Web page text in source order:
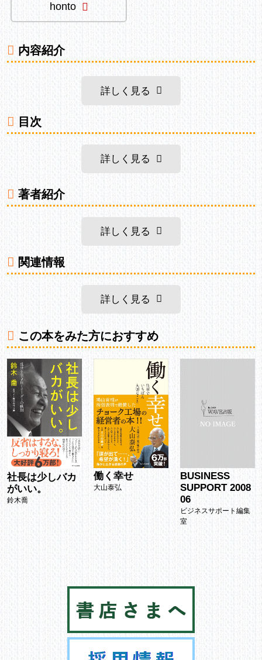
honto
内容紹介
詳しく見る
目次
詳しく見る
著者紹介
詳しく見る
関連情報
詳しく見る
この本をみた方におすすめ
社長は少しバカ
がいい。
鈴木喬
働く幸せ
大山泰弘
BUSINESS
SUPPORT 2008
06
ビジネスサポート編集
室